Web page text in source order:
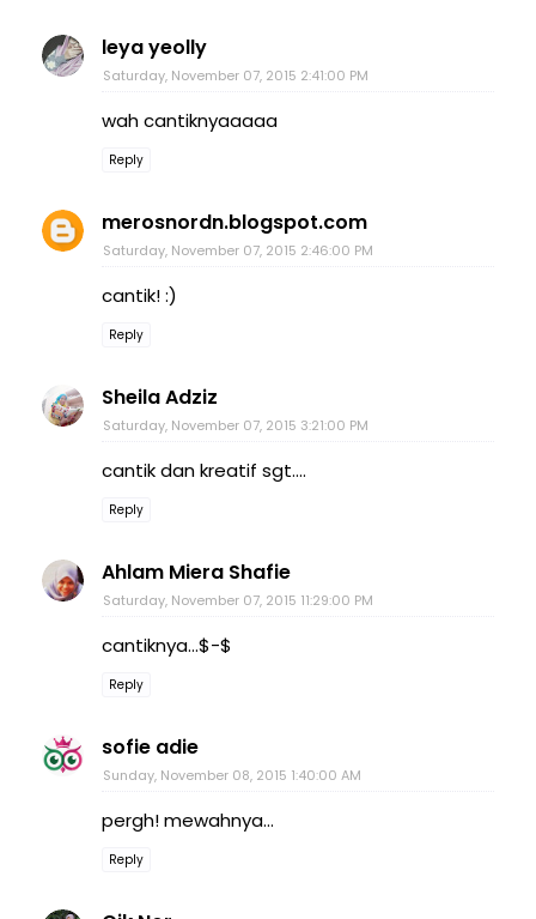
leya yeolly
Saturday, November 07, 2015 2:41:00 PM
wah cantiknyaaaaa
Reply
merosnordn.blogspot.com
Saturday, November 07, 2015 2:46:00 PM
cantik! :)
Reply
Sheila Adziz
Saturday, November 07, 2015 3:21:00 PM
cantik dan kreatif sgt....
Reply
Ahlam Miera Shafie
Saturday, November 07, 2015 11:29:00 PM
cantiknya...$-$
Reply
sofie adie
Sunday, November 08, 2015 1:40:00 AM
pergh! mewahnya...
Reply